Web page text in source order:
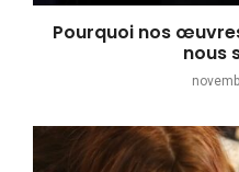
Pourquoi nos
nous